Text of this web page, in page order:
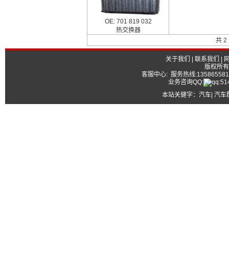
OE: 701 819 032
热交换器
共 2
关于我们 联系我们
版权所
客服中心: 服务热线
业务咨询QQ:
本站关健字： 汽车| 汽车